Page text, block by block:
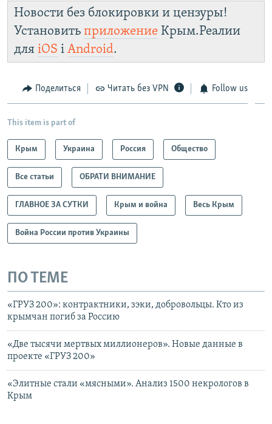
Крым.Реалии
зеркального
сайта: https://d1gydayz2w70yv.cloudfront.net/
установить VPN
Новости без блокировки и цензуры!
Установить приложение Крым.Реалии
для iOS і Android.
Поделиться Читать без VPN Follow us
This item is part of
Крым Украина Россия Общество
Все статьи ОБРАТИ ВНИМАНИЕ
ГЛАВНОЕ ЗА СУТКИ Крым и война Весь Крым
Война России против Украины
ПО ТЕМЕ
«ГРУЗ 200»: контрактники, зэки, добровольцы. Кто из
крымчан погиб за Россию
«Две тысячи мертвых миллионеров». Новые данные в
проекте «ГРУЗ 200»
«Элитные стали «мясными». Анализ 1500 некрологов в
Крым